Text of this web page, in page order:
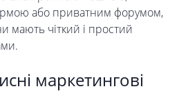
або приватним форумом,
мають чіткий і простий
маркетингові